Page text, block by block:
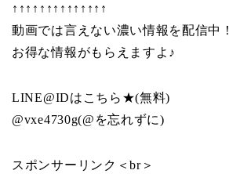
↑↑↑↑↑↑↑↑↑↑↑↑↑↑
動画では言えない濃い情報を配信中！
お得な情報がもらえますよ♪
LINE@IDはこちら★(無料)
@vxe4730g(@を忘れずに)
スポンサーリンク＜br＞